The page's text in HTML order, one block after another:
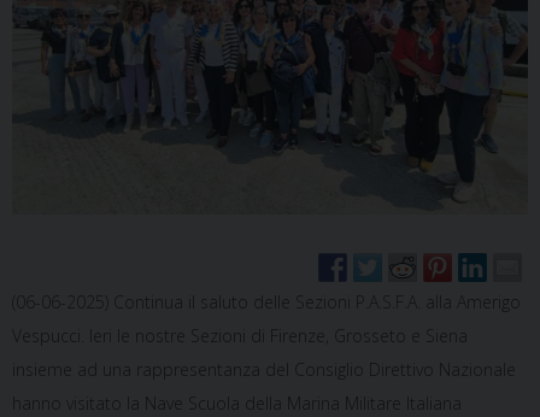
(06-06-2025) Continua il saluto delle Sezioni P.A.S.F.A. alla Amerigo
Vespucci. Ieri le nostre Sezioni di Firenze, Grosseto e Siena
insieme ad una rappresentanza del Consiglio Direttivo Nazionale
hanno visitato la Nave Scuola della Marina Militare Italiana